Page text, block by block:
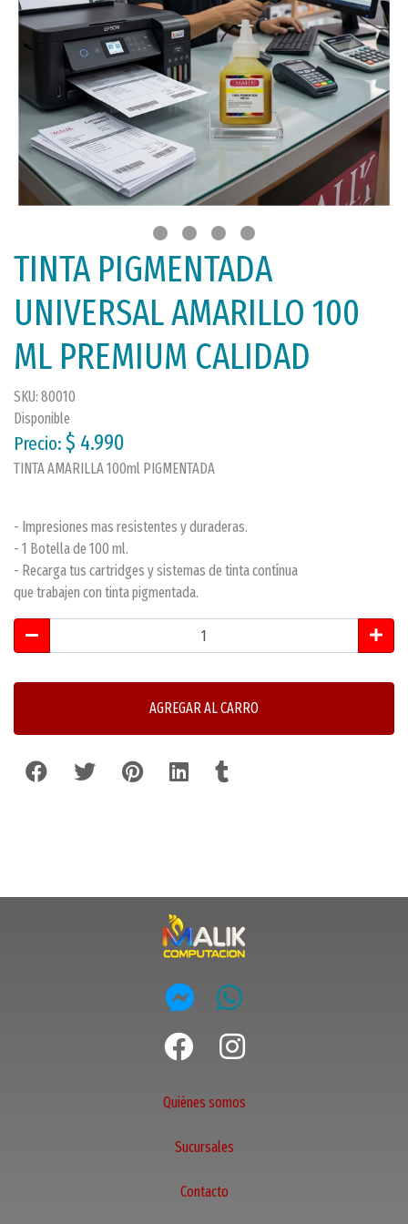
TINTA PIGMENTADA
UNIVERSAL AMARILLO 100
ML PREMIUM CALIDAD
SKU: 80010
Disponible
Precio: $ 4.990
TINTA AMARILLA 100ml PIGMENTADA
- Impresiones mas resistentes y duraderas.
- 1 Botella de 100 ml.
- Recarga tus cartridges y sistemas de tinta contínua
que trabajen con tinta pigmentada.
AGREGAR AL CARRO
Quiénes somos
Sucursales
Contacto